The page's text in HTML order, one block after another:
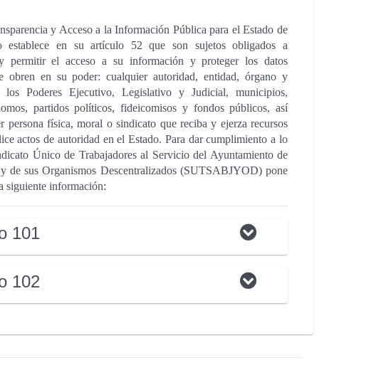
y Acceso a la Información Pública para el Estado de
establece en su artículo 52 que son sujetos obligados a
y permitir el acceso a su información y proteger los datos
obren en su poder: cualquier autoridad, entidad, órgano y
los Poderes Ejecutivo, Legislativo y Judicial, municipios,
partidos políticos, fideicomisos y fondos públicos, así
persona física, moral o sindicato que reciba y ejerza recursos
actos de autoridad en el Estado. Para dar cumplimiento a lo
Único de Trabajadores al Servicio del Ayuntamiento de
de sus Organismos Descentralizados (SUTSABJYOD) pone
siguiente información:
101
102